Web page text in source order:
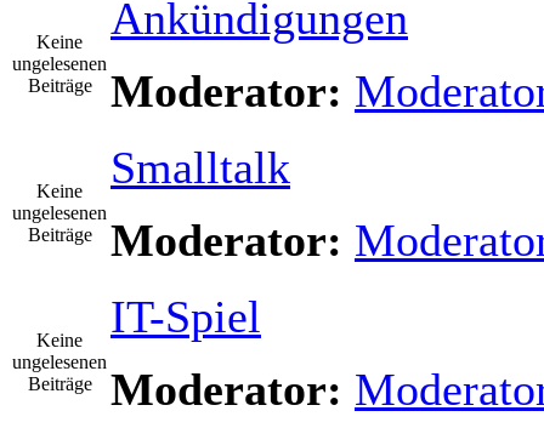
Keine
ungelesenen
Beiträge
Ankündigungen
Moderator:
Keine
ungelesenen
Beiträge
Smalltalk
Moderator:
Keine
ungelesenen
Beiträge
IT-Spiel
Moderator: